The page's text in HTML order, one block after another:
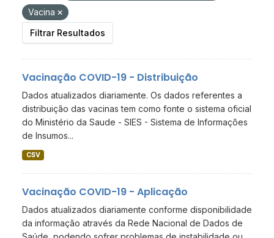
Vacina
Filtrar Resultados
Vacinação COVID-19 - Distribuição
Dados atualizados diariamente. Os dados referentes a
distribuição das vacinas tem como fonte o sistema oficial
do Ministério da Saude - SIES - Sistema de Informações
de Insumos...
CSV
Vacinação COVID-19 - Aplicação
Dados atualizados diariamente conforme disponibilidade
da informação através da Rede Nacional de Dados de